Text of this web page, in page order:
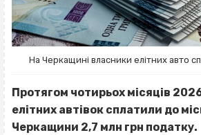
На Черкащині власники елітних авто
Протягом чотирьох місяців
елітних автівок сплатили до
Черкащини 2,7 млн грн податку.